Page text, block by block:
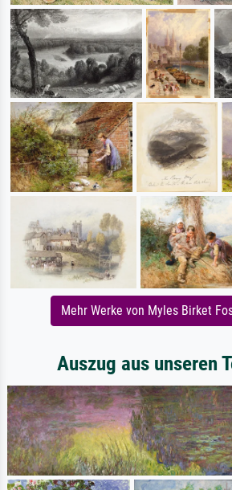
Mehr Werke von Myles Birket
Auszug aus unseren